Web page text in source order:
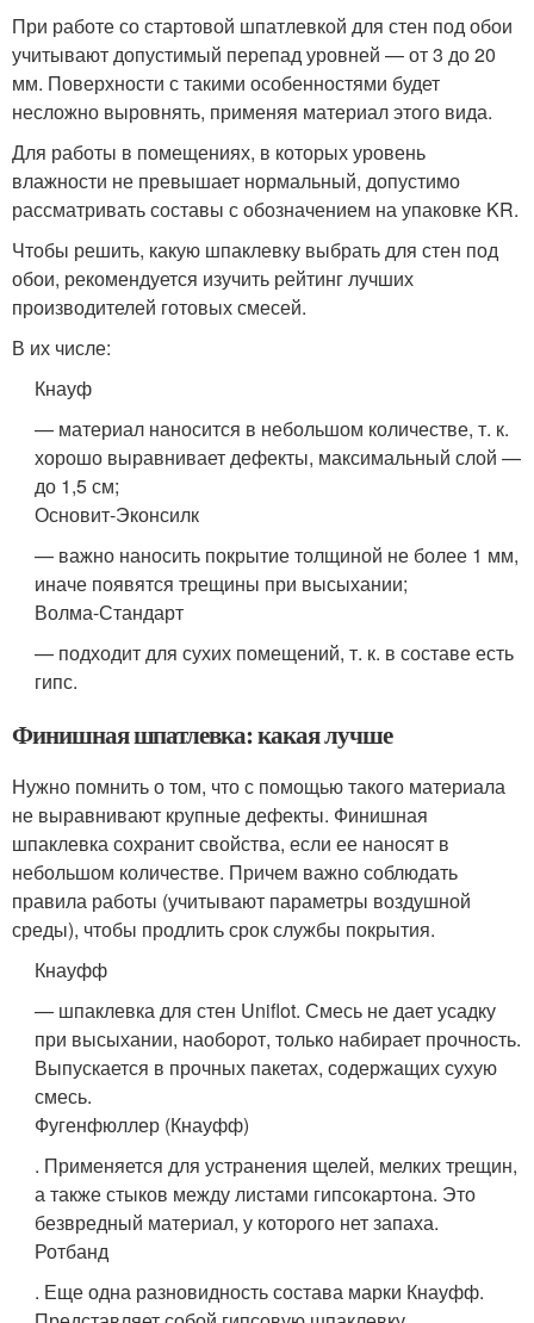
При работе со стартовой шпатлевкой для стен под обои
учитывают допустимый перепад уровней — от 3 до 20
мм. Поверхности с такими особенностями будет
несложно выровнять, применяя материал этого вида.
Для работы в помещениях, в которых уровень
влажности не превышает нормальный, допустимо
рассматривать составы с обозначением на упаковке KR.
Чтобы решить, какую шпаклевку выбрать для стен под
обои, рекомендуется изучить рейтинг лучших
производителей готовых смесей.
В их числе:
Кнауф
— материал наносится в небольшом количестве, т. к.
хорошо выравнивает дефекты, максимальный слой —
до 1,5 см;
Основит-Эконсилк
— важно наносить покрытие толщиной не более 1 мм,
иначе появятся трещины при высыхании;
Волма-Стандарт
— подходит для сухих помещений, т. к. в составе есть
гипс.
Финишная шпатлевка: какая лучше
Нужно помнить о том, что с помощью такого материала
не выравнивают крупные дефекты. Финишная
шпаклевка сохранит свойства, если ее наносят в
небольшом количестве. Причем важно соблюдать
правила работы (учитывают параметры воздушной
среды), чтобы продлить срок службы покрытия.
Кнауфф
— шпаклевка для стен Uniflot. Смесь не дает усадку
при высыхании, наоборот, только набирает прочность.
Выпускается в прочных пакетах, содержащих сухую
смесь.
Фугенфюллер (Кнауфф)
. Применяется для устранения щелей, мелких трещин,
а также стыков между листами гипсокартона. Это
безвредный материал, у которого нет запаха.
Ротбанд
. Еще одна разновидность состава марки Кнауфф.